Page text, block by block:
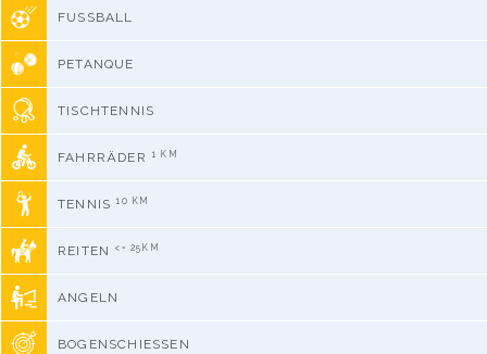
FUSSBALL
PETANQUE
TISCHTENNIS
FAHRRÄDER 1 KM
TENNIS 10 KM
REITEN <= 25KM
ANGELN
BOGENSCHIESSEN